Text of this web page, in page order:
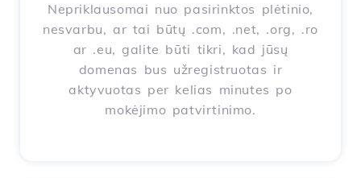
Nepriklausomai nuo pasirinktos plėtinio,
nesvarbu, ar tai būtų .com, .net, .org, .ro
ar .eu, galite būti tikri, kad jūsų
domenas bus užregistruotas ir
aktyvuotas per kelias minutes po
mokėjimo patvirtinimo.